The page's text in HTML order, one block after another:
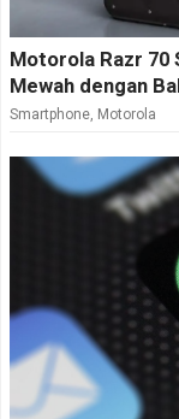
Motorola Razr 70
Mewah dengan
Smartphone Motorola